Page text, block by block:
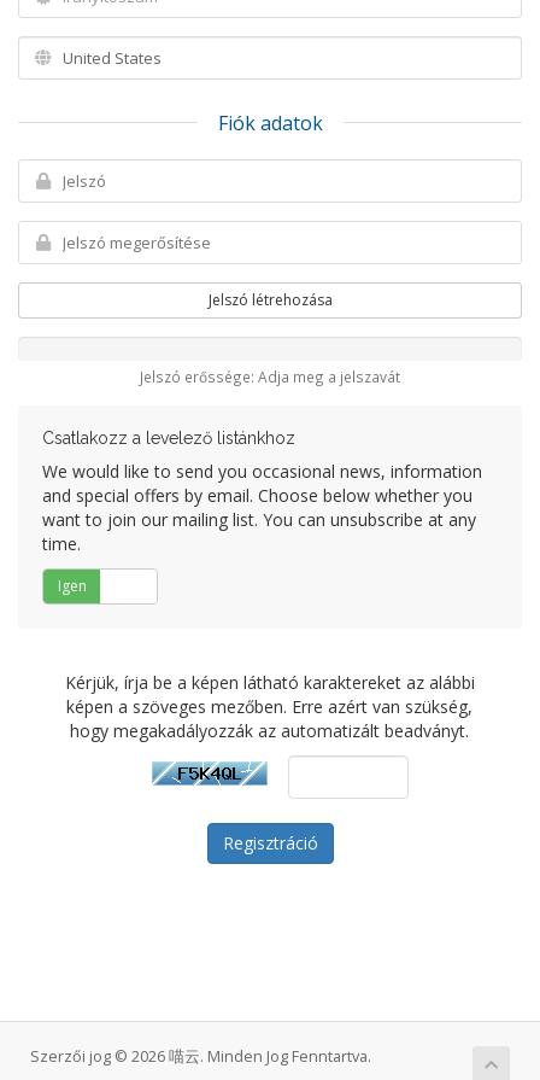
Fiók adatok
Jelszó létrehozása
Jelszó erőssége: Adja meg a jelszavát
Csatlakozz a levelező listánkhoz
We would like to send you occasional news, information
and special offers by email. Choose below whether you
want to join our mailing list. You can unsubscribe at any
time.
Igen
Kérjük, írja be a képen látható karaktereket az alábbi
képen a szöveges mezőben. Erre azért van szükség,
hogy megakadályozzák az automatizált beadványt.
Szerzői jog © 2026 喵云. Minden Jog Fenntartva.